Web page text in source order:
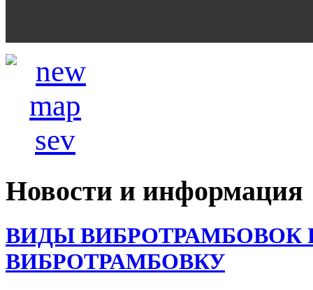
Новости и информация
ВИДЫ ВИБРОТРАМБОВОК
ВИБРОТРАМБОВКУ